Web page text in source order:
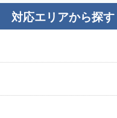
対応エリアから探す